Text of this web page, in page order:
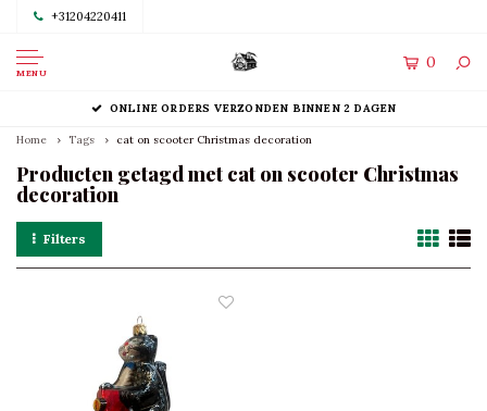
+31204220411
MENU
0
ONLINE ORDERS VERZONDEN BINNEN 2 DAGEN
Home Tags cat on scooter Christmas decoration
Producten getagd met cat on scooter Christmas
decoration
Filters